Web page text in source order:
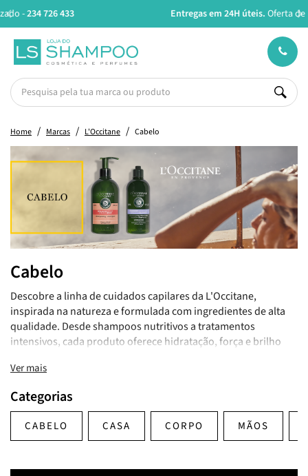
Entregas em 24H úteis. Oferta de portes a partir de €45*
Home Marcas L'Occitane Cabelo
Cabelo
Descobre a linha de cuidados capilares da L'Occitane,
inspirada na natureza e formulada com ingredientes de alta
qualidade. Desde shampoos nutritivos a tratamentos
intensivos, cada produto oferece hidratação, força e brilho
capilar com o luxo e a eficácia da L'Occitane!
Ver mais
Categorias
CABELO CASA CORPO MÃOS